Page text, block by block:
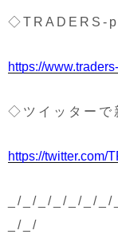
◇TRADERS-
https://
◇ツイッターで
https://twitter.com/
_/_/_/_/_/_/
_/_/